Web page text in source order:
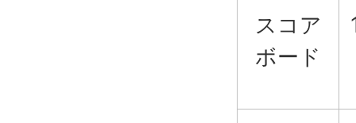
スコア
ボード